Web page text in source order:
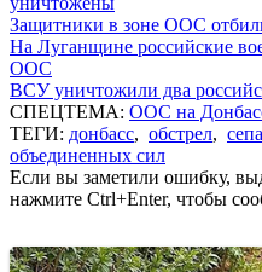
Защитники в зоне ООС
На Луганщине российские
ООС
ВСУ уничтожили два
СПЕЦТЕМА: ООС на
ТЕГИ: донбасс, обстрел,
объединенных сил
Если вы заметили ошибку,
нажмите Ctrl+Enter, чтобы